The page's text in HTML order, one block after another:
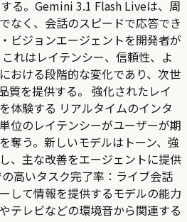
る。Gemini 3.1 Flash Liveは、周
なく、会話のスピードで応答でき
ビジョンエージェントを開発者が
れはレイテンシー、信頼性、よ
おける段階的な変化であり、次世
質を提供する。 強化されたレイ
体験する リアルタイムのインタ
位のレイテンシーがユーザーが期
奪う。新しいモデルはトーン、強
、主な改善をエージェントに提供
高いタスク完了率：ライブ会話
して情報を提供するモデルの能力
テレビなどの環境音から関連する